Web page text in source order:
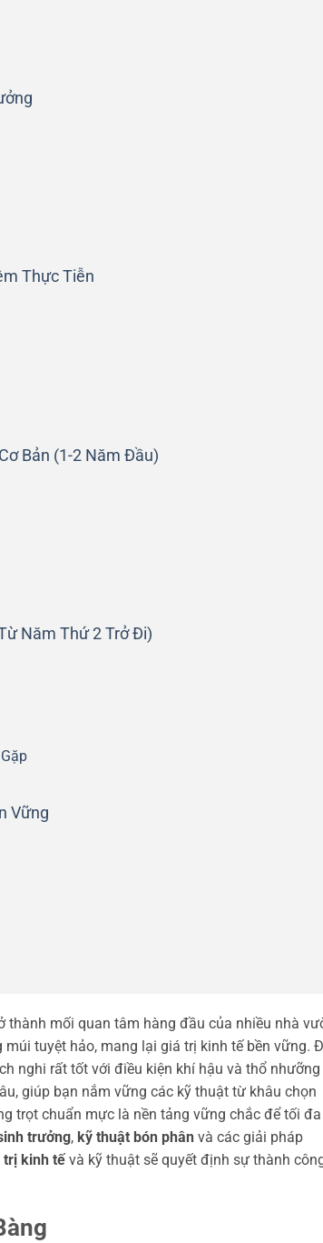
Thực Tiễn
Bản (1-2 Năm Đầu)
Năm Thứ 2 Trở Đi)
Vững
thành mối quan tâm hàng đầu của nhiều nhà
tuyệt hảo, mang lại giá trị kinh tế bền vững.
nghi rất tốt với điều kiện khí hậu và thổ
giúp bạn nắm vững các kỹ thuật từ khâu chọn
trọt chuẩn mực là nền tảng vững chắc để tối đa
trưởng, kỹ thuật bón phân và các giải pháp
trị kinh tế và kỹ thuật sẽ quyết định sự thành